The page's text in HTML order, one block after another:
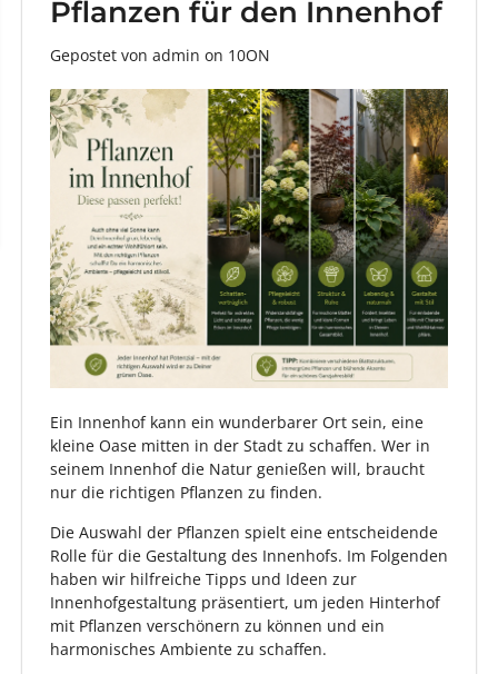
Pflanzen für den Innenhof
Gepostet von admin on 10ON
Ein Innenhof kann ein wunderbarer Ort sein, eine
kleine Oase mitten in der Stadt zu schaffen. Wer in
seinem Innenhof die Natur genießen will, braucht
nur die richtigen Pflanzen zu finden.
Die Auswahl der Pflanzen spielt eine entscheidende
Rolle für die Gestaltung des Innenhofs. Im Folgenden
haben wir hilfreiche Tipps und Ideen zur
Innenhofgestaltung präsentiert, um jeden Hinterhof
mit Pflanzen verschönern zu können und ein
harmonisches Ambiente zu schaffen.